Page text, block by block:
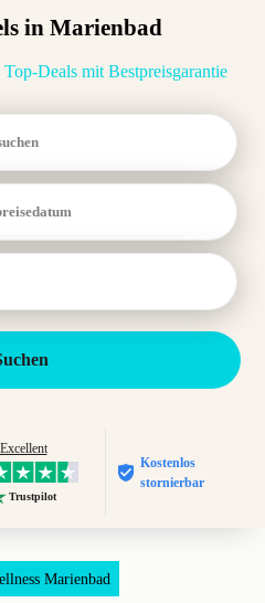
in Marienbad
Deals mit Bestpreisgarantie
Excellent
Trustpilot
Kostenlos
stornierbar
Marienbad